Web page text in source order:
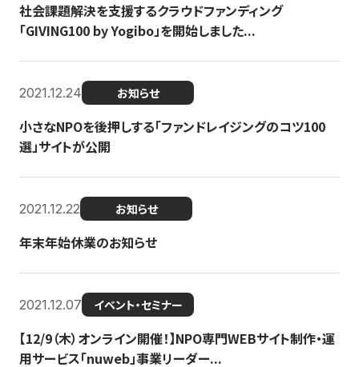
社会課題解決を支援するクラウドファンディング
「GIVING100 by Yogibo」を開始しました...
2021.12.24 お知らせ
小さなNPOを後押しする「ファンドレイジングのコツ100
選」サイトが公開
2021.12.22 お知らせ
年末年始休業のお知らせ
2021.12.07 イベント・セミナー
【12/9（木）オンライン開催！】NPO専門WEBサイト制作・運
用サービス「nuweb」事業リーダー...